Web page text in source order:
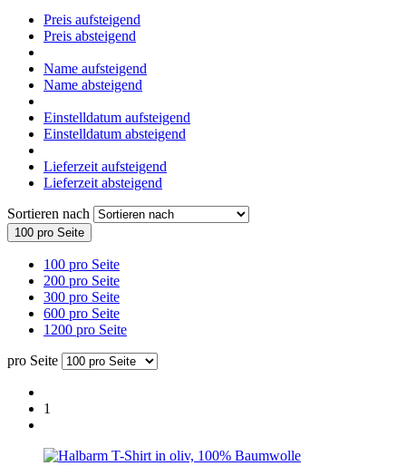
Preis aufsteigend
Preis absteigend
Name aufsteigend
Name absteigend
Einstelldatum aufsteigend
Einstelldatum absteigend
Lieferzeit aufsteigend
Lieferzeit absteigend
Sortieren nach
100 pro Seite
100 pro Seite
200 pro Seite
300 pro Seite
600 pro Seite
1200 pro Seite
pro Seite
1